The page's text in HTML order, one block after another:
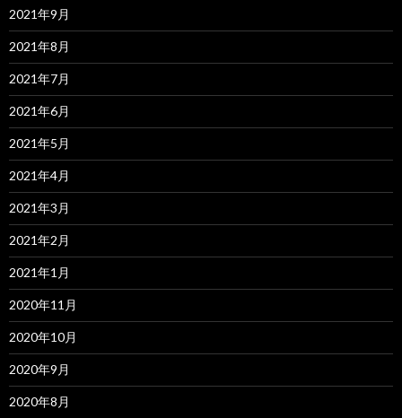
2021年9月
2021年8月
2021年7月
2021年6月
2021年5月
2021年4月
2021年3月
2021年2月
2021年1月
2020年11月
2020年10月
2020年9月
2020年8月